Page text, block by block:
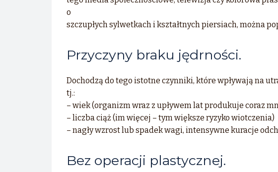
o
szczupłych sylwetkach i kształtnych piersiach, można
Przyczyny braku jędrności.
Dochodzą do tego istotne czynniki, które wpływają na
tj.:
– wiek (organizm wraz z upływem lat produkuje coraz
– liczba ciąż (im więcej – tym większe ryzyko wiotczenia)
– nagły wzrost lub spadek wagi, intensywne kuracje
Bez operacji plastycznej.